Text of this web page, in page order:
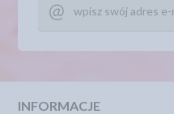
INFORMACJE